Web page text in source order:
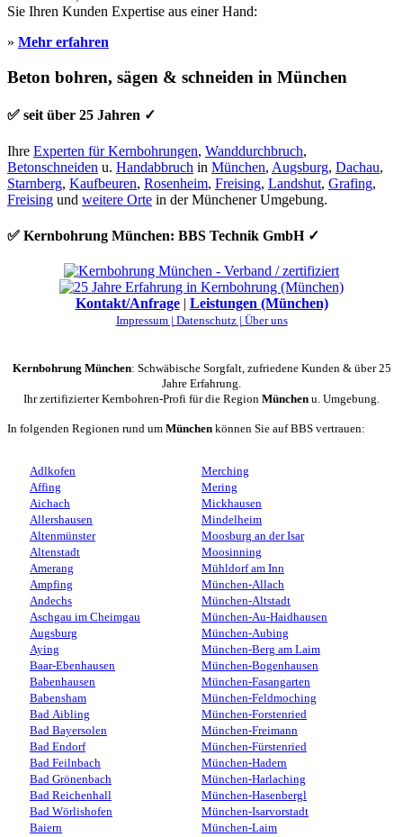
Sie Ihren Kunden Expertise aus einer Hand:
» Mehr erfahren
Beton bohren, sägen & schneiden in München
✅ seit über 25 Jahren ✓
Ihre Experten für Kernbohrungen, Wanddurchbruch,
Betonschneiden u. Handabbruch in München, Augsburg, Dachau,
Starnberg, Kaufbeuren, Rosenheim, Freising, Landshut, Grafing,
Freising und weitere Orte in der Münchener Umgebung.
✅ Kernbohrung München: BBS Technik GmbH ✓
Kontakt/Anfrage| Leistungen (München)
Impressum | Datenschutz | Über uns
Kernbohrung München: Schwäbische Sorgfalt, zufriedene Kunden & über 25
Jahre Erfahrung.
Ihr zertifizierter Kernbohren-Profi für die Region München u. Umgebung.
In folgenden Regionen rund um München können Sie auf BBS vertrauen:
Adlkofen
Affing
Aichach
Allershausen
Altenmünster
Altenstadt
Amerang
Ampfing
Andechs
Aschgau im Cheimgau
Augsburg
Aying
Baar-Ebenhausen
Babenhausen
Babensham
Bad Aibling
Bad Bayersolen
Bad Endorf
Bad Feilnbach
Bad Grönenbach
Bad Reichenhall
Bad Wörlishofen
Baiern
Merching
Mering
Mickhausen
Mindelheim
Moosburg an der Isar
Moosinning
Mühldorf am Inn
München-Allach
München-Altstadt
München-Au-Haidhausen
München-Aubing
München-Berg am Laim
München-Bogenhausen
München-Fasangarten
München-Feldmoching
München-Forstenried
München-Freimann
München-Fürstenried
München-Hadern
München-Harlaching
München-Hasenbergl
München-Isarvorstadt
München-Laim